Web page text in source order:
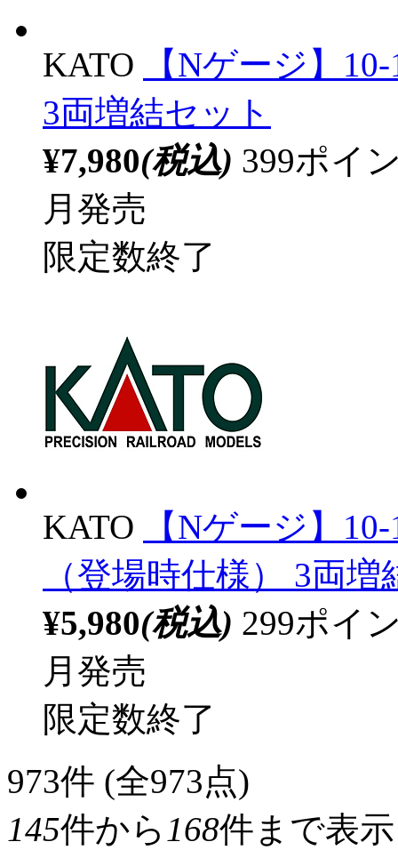
KATO
【Nゲージ】
3両増結セット
¥7,980(税込) 399ポイ
月発売
限定数終了
KATO
【Nゲージ】
（登場時仕様） 3両
¥5,980(税込) 299ポイ
月発売
限定数終了
973件 (全973点)
145件から 168件まで表示